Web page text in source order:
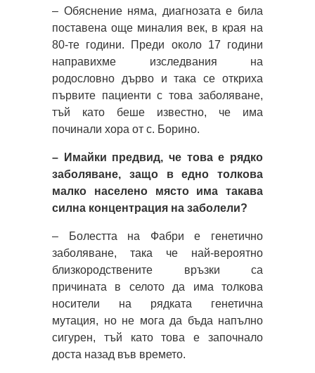
– Обяснение няма, диагнозата е била
поставена още миналия век, в края на
80-те години. Преди около 17 години
направихме изследвания на
родословно дърво и така се откриха
първите пациенти с това заболяване,
тъй като беше известно, че има
починали хора от с. Борино.
– Имайки предвид, че това е рядко
заболяване, защо в едно толкова
малко населено място има такава
силна концентрация на заболели?
– Болестта на Фабри е генетично
заболяване, така че най-вероятно
близкородствените връзки са
причината в селото да има толкова
носители на рядката генетична
мутация, но не мога да бъда напълно
сигурен, тъй като това е започнало
доста назад във времето.